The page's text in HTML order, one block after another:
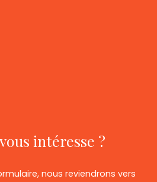
vous intéresse ?
nous reviendrons vers